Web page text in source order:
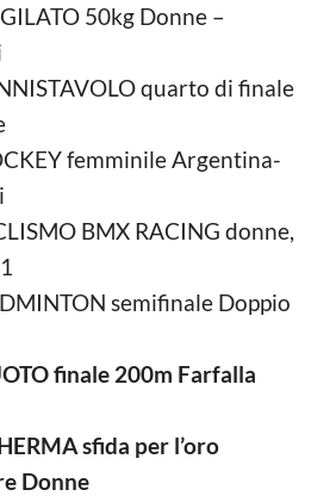
50kg Donne –
quarto di finale
femminile Argentina-
BMX RACING donne,
semifinale Doppio
finale 200m Farfalla
sfida per l’oro
Donne